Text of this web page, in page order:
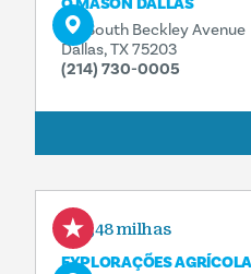
115 South Beckley Avenue
Dallas, TX 75203
(214) 730-0005
2,48 milhas
EXPLORAÇÕES